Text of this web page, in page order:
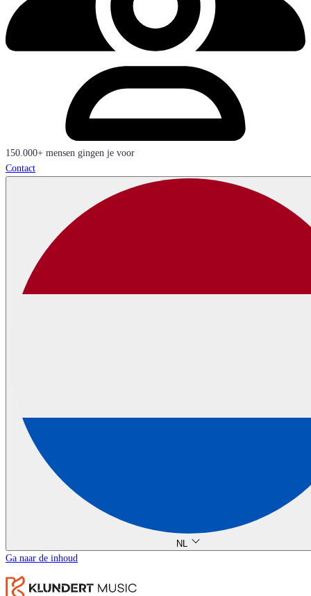
150.000+ mensen gingen je voor
Contact
NL
Ga naar de inhoud